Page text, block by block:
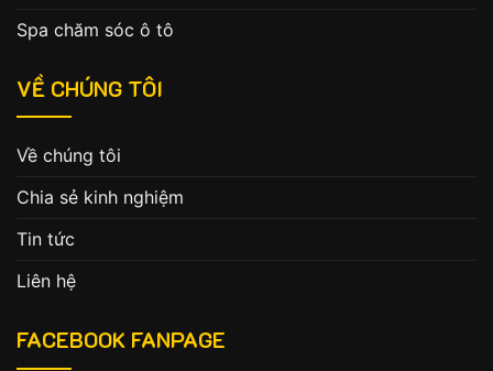
Spa chăm sóc ô tô
VỀ CHÚNG TÔI
Về chúng tôi
Chia sẻ kinh nghiệm
Tin tức
Liên hệ
FACEBOOK FANPAGE